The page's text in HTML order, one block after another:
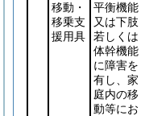
移動・
移乗支
援用具
平衡機能
又は下肢
若しくは
体幹機能
に障害を
有し、家
庭内の移
動等にお